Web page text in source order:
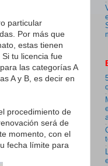
particular
Por más que
estas tienen
tu licencia fue
las categorías A
A y B, es decir en
procedimiento de
será de
momento, con el
fecha límite para